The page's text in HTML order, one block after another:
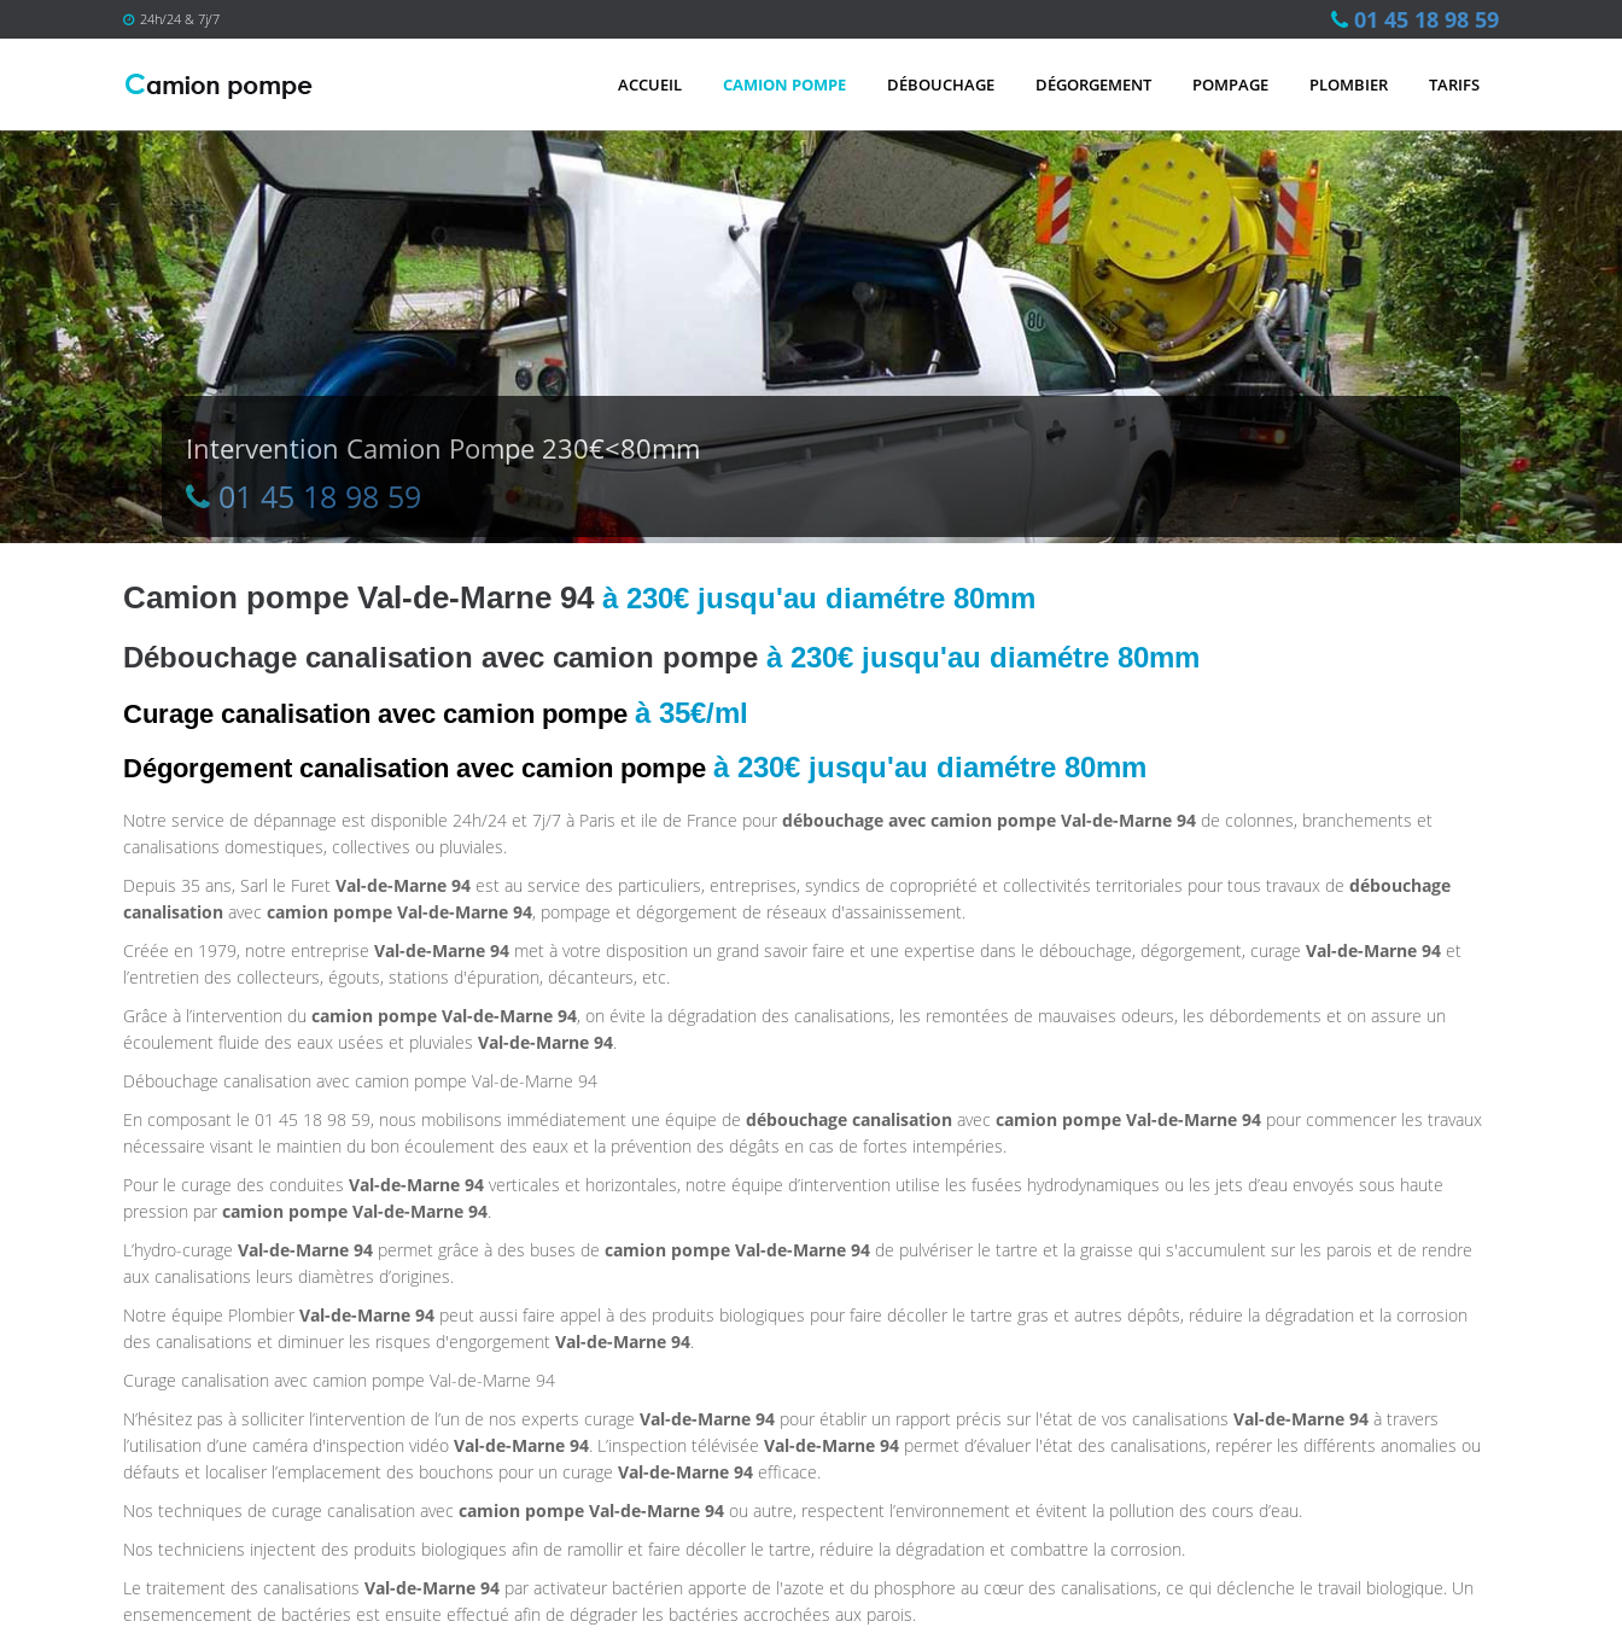
24h/24 & 7j/7 01 45 18 98 59
ACCUEIL CAMION POMPE DÉBOUCHAGE DÉGORGEMENT POMPAGE PLOMBIER TARIFS
Intervention Camion Pompe 230€<80mm
01 45 18 98 59
Camion pompe Val-de-Marne 94 à 230€ jusqu'au diamétre 80mm
Débouchage canalisation avec camion pompe à 230€ jusqu'au diamétre 80mm
Curage canalisation avec camion pompe à 35€/ml
Dégorgement canalisation avec camion pompe à 230€ jusqu'au diamétre 80mm
Notre service de dépannage est disponible 24h/24 et 7j/7 à Paris et ile de France pour débouchage avec camion pompe Val-de-Marne 94 de colonnes, branchements et
canalisations domestiques, collectives ou pluviales.
Depuis 35 ans, Sarl le Furet Val-de-Marne 94 est au service des particuliers, entreprises, syndics de copropriété et collectivités territoriales pour tous travaux de débouchage
canalisation avec camion pompe Val-de-Marne 94, pompage et dégorgement de réseaux d'assainissement.
Créée en 1979, notre entreprise Val-de-Marne 94 met à votre disposition un grand savoir faire et une expertise dans le débouchage, dégorgement, curage Val-de-Marne 94 et
l’entretien des collecteurs, égouts, stations d'épuration, décanteurs, etc.
Grâce à l’intervention du camion pompe Val-de-Marne 94, on évite la dégradation des canalisations, les remontées de mauvaises odeurs, les débordements et on assure un
écoulement fluide des eaux usées et pluviales Val-de-Marne 94.
Débouchage canalisation avec camion pompe Val-de-Marne 94
En composant le 01 45 18 98 59, nous mobilisons immédiatement une équipe de débouchage canalisation avec camion pompe Val-de-Marne 94 pour commencer les travaux
nécessaire visant le maintien du bon écoulement des eaux et la prévention des dégâts en cas de fortes intempéries.
Pour le curage des conduites Val-de-Marne 94 verticales et horizontales, notre équipe d’intervention utilise les fusées hydrodynamiques ou les jets d’eau envoyés sous haute
pression par camion pompe Val-de-Marne 94.
L’hydro-curage Val-de-Marne 94 permet grâce à des buses de camion pompe Val-de-Marne 94 de pulvériser le tartre et la graisse qui s'accumulent sur les parois et de rendre
aux canalisations leurs diamètres d’origines.
Notre équipe Plombier Val-de-Marne 94 peut aussi faire appel à des produits biologiques pour faire décoller le tartre gras et autres dépôts, réduire la dégradation et la corrosion
des canalisations et diminuer les risques d'engorgement Val-de-Marne 94.
Curage canalisation avec camion pompe Val-de-Marne 94
N’hésitez pas à solliciter l’intervention de l’un de nos experts curage Val-de-Marne 94 pour établir un rapport précis sur l'état de vos canalisations Val-de-Marne 94 à travers
l’utilisation d’une caméra d'inspection vidéo Val-de-Marne 94. L’inspection télévisée Val-de-Marne 94 permet d’évaluer l'état des canalisations, repérer les différents anomalies ou
défauts et localiser l’emplacement des bouchons pour un curage Val-de-Marne 94 efficace.
Nos techniques de curage canalisation avec camion pompe Val-de-Marne 94 ou autre, respectent l’environnement et évitent la pollution des cours d’eau.
Nos techniciens injectent des produits biologiques afin de ramollir et faire décoller le tartre, réduire la dégradation et combattre la corrosion.
Le traitement des canalisations Val-de-Marne 94 par activateur bactérien apporte de l'azote et du phosphore au cœur des canalisations, ce qui déclenche le travail biologique. Un
ensemencement de bactéries est ensuite effectué afin de dégrader les bactéries accrochées aux parois.